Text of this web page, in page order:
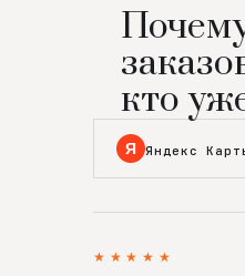
кто
Я Яндекс
★★★★★